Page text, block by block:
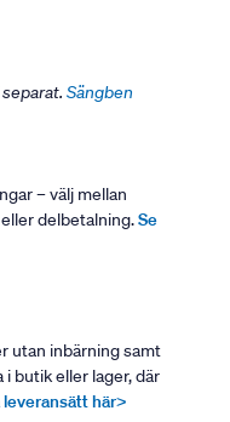
Sängben
– välj mellan
delbetalning.Se
utan inbärning samt
butik eller lager, där
leveransätt här>